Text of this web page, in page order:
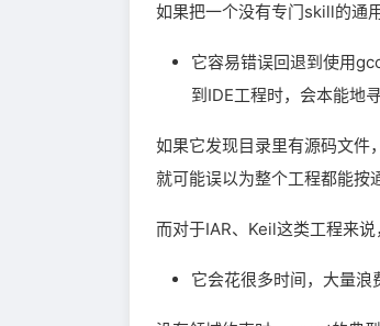
如果把一个没有专门skill的通
它容易错误回退到使用
到IDE工程时，会本能地
如果它发现目录里有源码文
就可能误以为整个工程都能按
而对于IAR、Keil这类工程来
它会花很多时间，大量浪